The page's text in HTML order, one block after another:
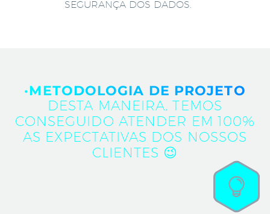
SEGURANÇA DOS DADOS.
·METODOLOGIA DE PROJETO
DESTA MANEIRA, TEMOS
CONSEGUIDO ATENDER EM 100%
AS EXPECTATIVAS DOS NOSSOS
CLIENTES 😉